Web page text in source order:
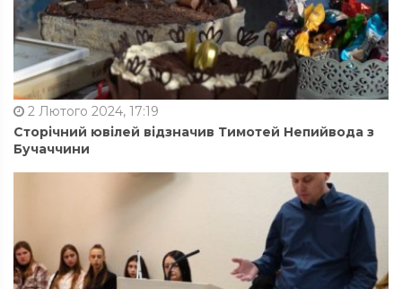
2 Лютого 2024, 17:19
Сторічний ювілей відзначив Тимотей Непийвода з
Бучаччини